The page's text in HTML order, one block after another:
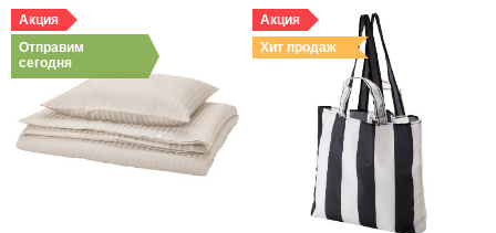
Акция
Отправим
сегодня
Акция
Хит продаж